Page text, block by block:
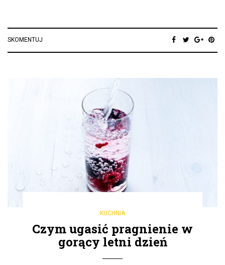
SKOMENTUJ
KUCHNIA
Czym ugasić pragnienie w
gorący letni dzień